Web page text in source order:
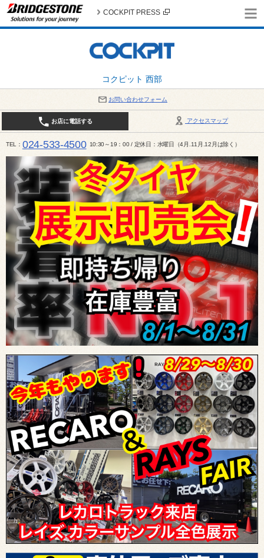
コクピット 西部
COCKPIT PRESS
お問い合わせフォーム
アクセスマップ
お店に電話する
TEL 024-533-4500 10:30～19：00 / 定休日：水曜日（4月.11月.12月